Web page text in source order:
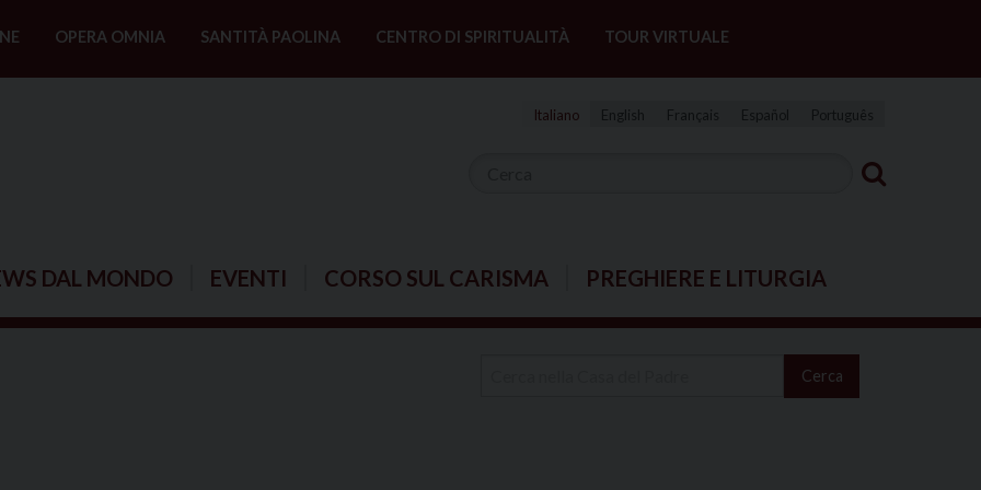
OPERA OMNIA SANTITÀ PAOLINA CENTRO DI SPIRITUALITÀ TOUR VIRTUALE
Italiano English Français Español Português
DAL MONDO EVENTI CORSO SUL CARISMA PREGHIERE E LITURGIA
Cerca